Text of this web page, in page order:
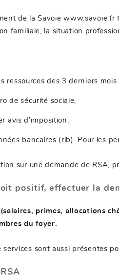
de la Savoiewww.savoie.fr
familiale, la situation
ressources des 3 derniers
de sécurité sociale,
avis d’imposition,
bancaires (rib). Pour les
sur une demande de RSA,
positif, effectuer la
primes, allocations
du foyer.
services sont aussi présentes